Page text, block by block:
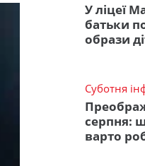
У ліцеї
батьки
образи
Суботня
серпня:
варто